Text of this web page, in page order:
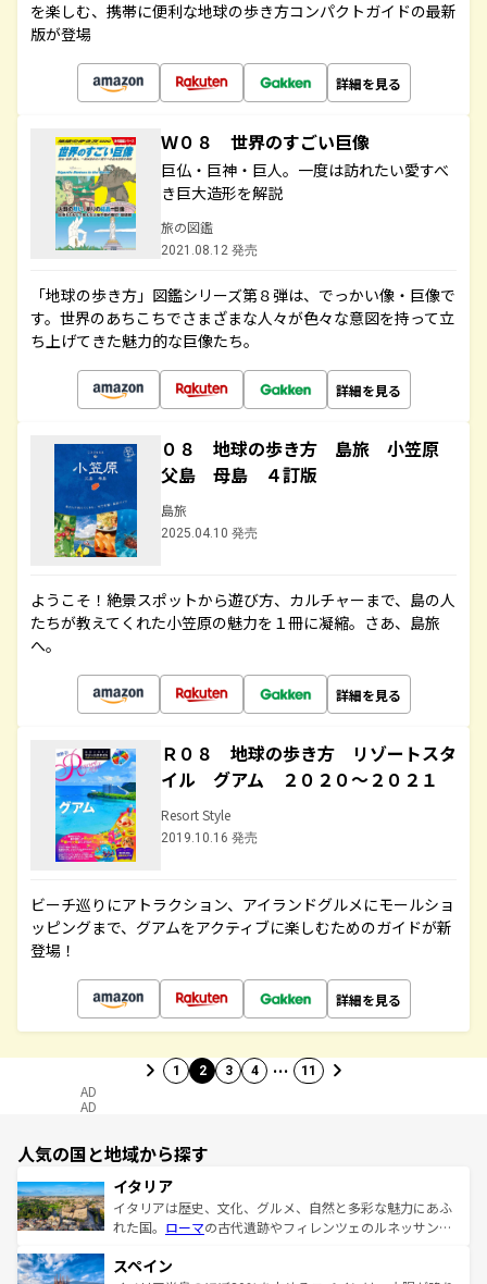
を楽しむ、携帯に便利な地球の歩き方コンパクトガイドの最新
版が登場
詳細を見る
Ｗ０８ 世界のすごい巨像
巨仏・巨神・巨人。一度は訪れたい愛すべ
き巨大造形を解説
旅の図鑑
2021.08.12 発売
「地球の歩き方」図鑑シリーズ第８弾は、でっかい像・巨像で
す。世界のあちこちでさまざまな人々が色々な意図を持って立
ち上げてきた魅力的な巨像たち。
詳細を見る
０８ 地球の歩き方 島旅 小笠原
父島 母島 ４訂版
島旅
2025.04.10 発売
ようこそ！絶景スポットから遊び方、カルチャーまで、島の人
たちが教えてくれた小笠原の魅力を１冊に凝縮。さあ、島旅
へ。
詳細を見る
Ｒ０８ 地球の歩き方 リゾートスタ
イル グアム ２０２０～２０２１
Resort Style
2019.10.16 発売
ビーチ巡りにアトラクション、アイランドグルメにモールショ
ッピングまで、グアムをアクティブに楽しむためのガイドが新
登場！
詳細を見る
1 2 3 4 … 11
AD
AD
人気の国と地域から探す
イタリア
イタリアは歴史、文化、グルメ、自然と多彩な魅力にあふ
れた国。 ローマの古代遺跡やフィレンツェのルネッサンス
ろん、トスカーナの美しい田園風景やアマルフィ海岸の絶
スペイン